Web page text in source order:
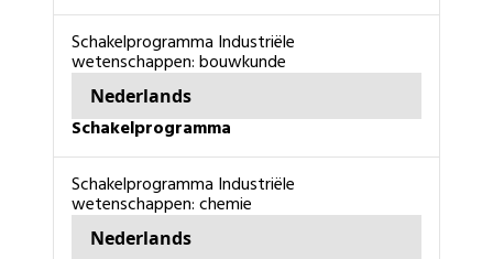
schakelprogramma Industriële
wetenschappen: bouwkunde
Nederlands
schakelprogramma
schakelprogramma Industriële
wetenschappen: chemie
Nederlands